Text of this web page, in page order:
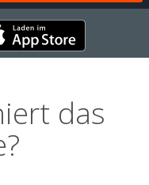
das